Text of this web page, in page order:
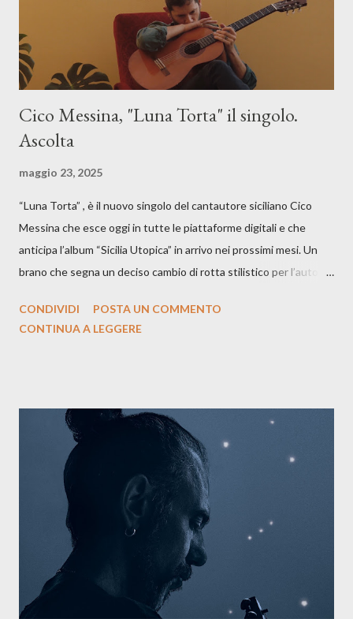
Cico Messina, "Luna Torta" il singolo.
Ascolta
maggio 23, 2025
“Luna Torta” , è il nuovo singolo del cantautore siciliano Cico
Messina che esce oggi in tutte le piattaforme digitali e che
anticipa l’album “Sicilia Utopica” in arrivo nei prossimi mesi. Un
brano che segna un deciso cambio di rotta stilistico per l’autore
testo ibrido tra italiano e siciliano, e un’urgenza espressiva che
La canzone racconta la difficoltà di creare, e perfino di esistere,
sotto il peso della realtà. Ma lo fa cercando una via d’uscita, una
forma di assoluzione, nel vivere e nel suonare, nel trovare respiro
anche quando l’aria sembra farsi più densa. Il brano è anche una
dichiarazione d’intenti: Cico Messina apre il suo nuovo percorso
artistico con una composizi...
CONDIVIDI
POSTA UN COMMENTO
CONTINUA A LEGGERE